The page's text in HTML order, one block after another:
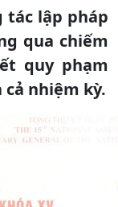
tác lập pháp
qua chiếm
quy phạm
nhiệm kỳ.